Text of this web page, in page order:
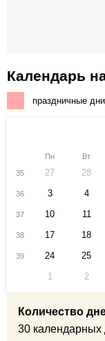
Календарь
праздничные дни
Пн Вт
35
27 28
36 3 4
37 10 11
38 17 18
39 24 25
1
2
Количество
30 календарных